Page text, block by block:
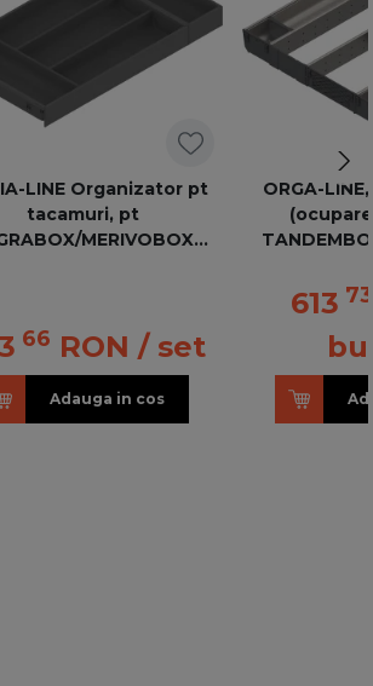
LINE Organizator pt
tacamuri, pt
MERIVOBOX
gri-orion mat
66 RON / set
Adauga in cos
ORGA-
613 73